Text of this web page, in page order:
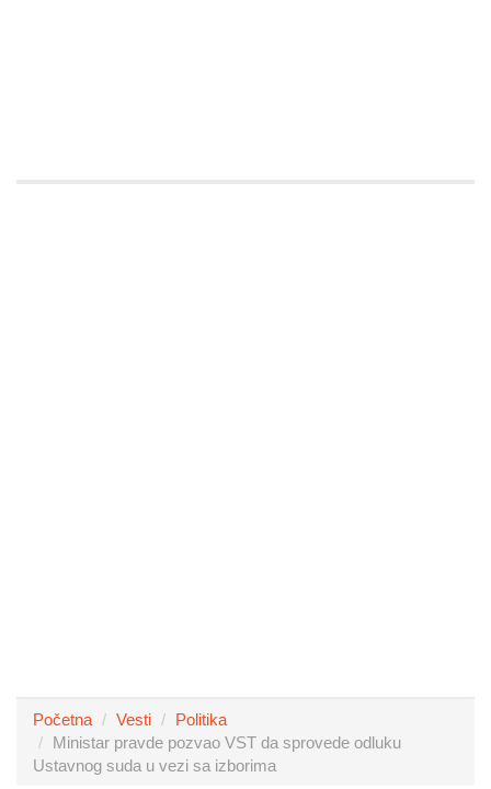
Početna Vesti
Politika
Ministar pravde pozvao VST da sprovede odluku
Ustavnog suda u vezi sa izborima